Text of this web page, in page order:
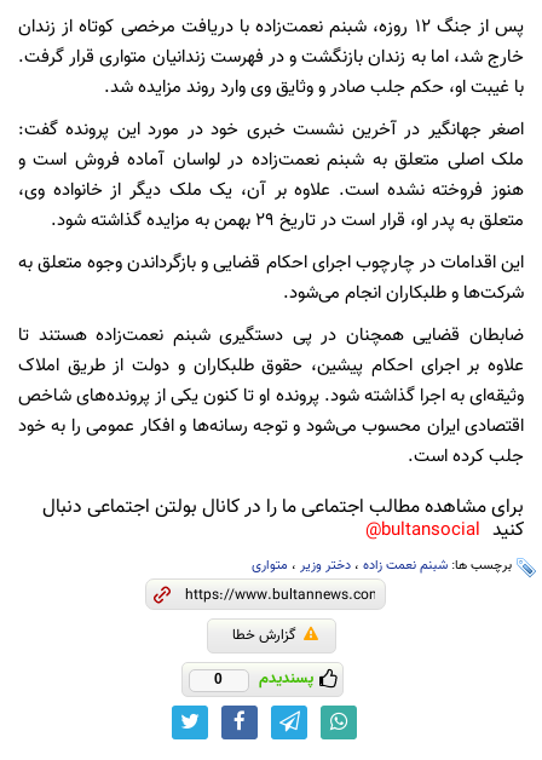
پس از جنگ ۱۲ روزه، شبنم نعمت‌زاده با دریافت مرخصی کوتاه از زندان
خارج شد، اما به زندان بازنگشت و در فهرست زندانیان متواری قرار گرفت.
با غیبت او، حکم جلب صادر و وثایق وی وارد روند مزایده شد.
اصغر جهانگیر در آخرین نشست خبری خود در مورد این پرونده گفت:
ملک اصلی متعلق به شبنم نعمت‌زاده در لواسان آماده فروش است و
هنوز فروخته نشده است. علاوه بر آن، یک ملک دیگر از خانواده وی،
متعلق به پدر او، قرار است در تاریخ ۲۹ بهمن به مزایده گذاشته شود.
این اقدامات در چارچوب اجرای احکام قضایی و بازگرداندن وجوه متعلق به
شرکت‌ها و طلبکاران انجام می‌شود.
ضابطان قضایی همچنان در پی دستگیری شبنم نعمت‌زاده هستند تا
علاوه بر اجرای احکام پیشین، حقوق طلبکاران و دولت از طریق املاک
وثیقه‌ای به اجرا گذاشته شود. پرونده او تا کنون یکی از پرونده‌های شاخص
اقتصادی ایران محسوب می‌شود و توجه رسانه‌ها و افکار عمومی را به خود
جلب کرده است.
برای مشاهده مطالب اجتماعی ما را در کانال بولتن اجتماعی دنبال
کنید bultansocial@
برچسب ها: شبنم نعمت زاده ، دختر وزیر ، متواری
گزارش خطا
پسندیدم 0